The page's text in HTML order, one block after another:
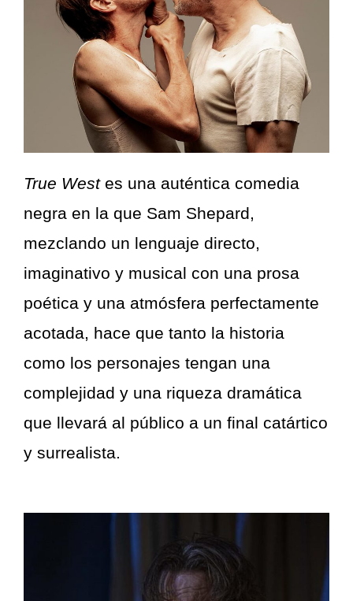
True Westes una auténtica comedia
negra en la que Sam Shepard,
mezclando un lenguaje directo,
imaginativo y musical con una prosa
poética y una atmósfera perfectamente
acotada, hace que tanto la historia
como los personajes tengan una
complejidad y una riqueza dramática
que llevará al público a un final catártico
y surrealista.